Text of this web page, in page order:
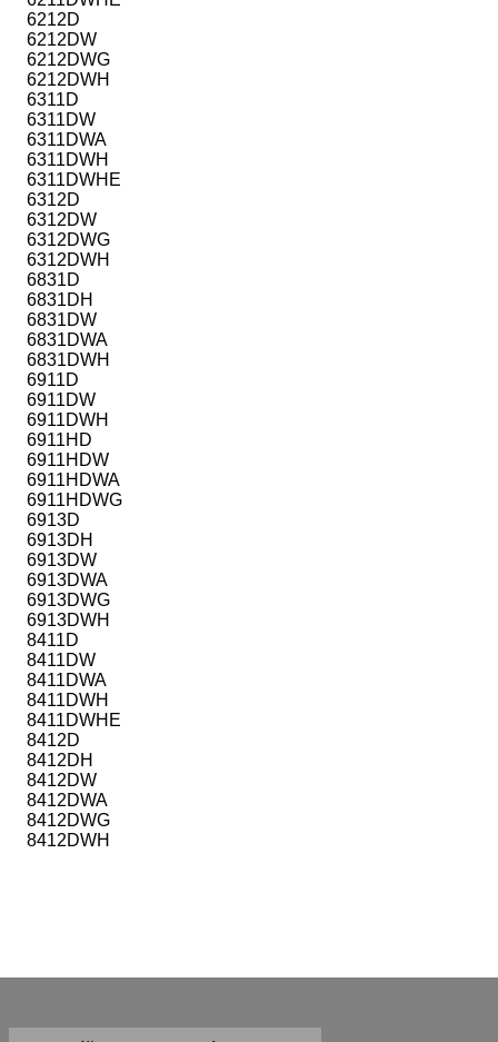
6212D
6212DW
6212DWG
6212DWH
6311D
6311DW
6311DWA
6311DWH
6311DWHE
6312D
6312DW
6312DWG
6312DWH
6831D
6831DH
6831DW
6831DWA
6831DWH
6911D
6911DW
6911DWH
6911HD
6911HDW
6911HDWA
6911HDWG
6913D
6913DH
6913DW
6913DWA
6913DWG
6913DWH
8411D
8411DW
8411DWA
8411DWH
8411DWHE
8412D
8412DH
8412DW
8412DWA
8412DWG
8412DWH